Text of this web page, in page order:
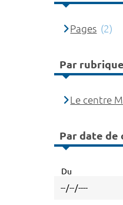
Pages (2)
Par rubrique
Le centre
Par date de
Du